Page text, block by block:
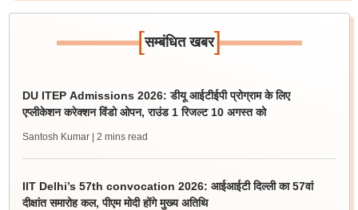
[सम्बंधित खबर]
DU ITEP Admissions 2026: डीयू आईटीईपी प्रोग्राम के लिए
एप्लीकेशन करेक्शन विंडो ओपन, राउंड 1 रिजल्ट 10 अगस्त को
Santosh Kumar | 2 mins read
IIT Delhi’s 57th convocation 2026: आईआईटी दिल्ली का 57वां
दीक्षांत समारोह कल, पीएम मोदी होंगे मुख्य अतिथि